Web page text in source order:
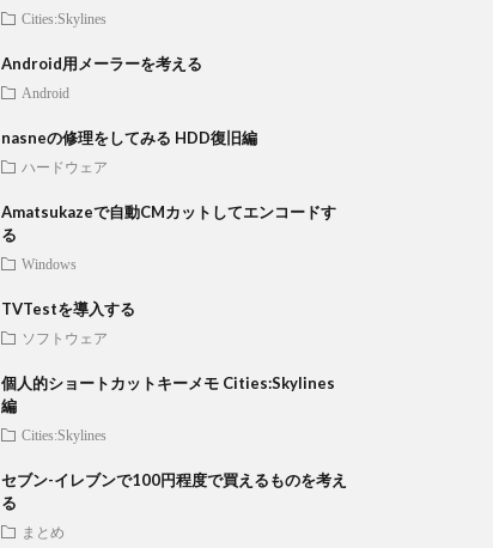
Cities:Skylines
Android用メーラーを考える
Android
nasneの修理をしてみる HDD復旧編
ハードウェア
Amatsukazeで自動CMカットしてエンコードす
る
Windows
TVTestを導入する
ソフトウェア
個人的ショートカットキーメモ Cities:Skylines
編
Cities:Skylines
セブン-イレブンで100円程度で買えるものを考え
る
まとめ